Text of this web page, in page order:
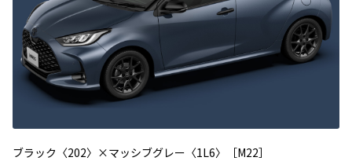
ブラック〈202〉×マッシブグレー〈1L6〉［M22］